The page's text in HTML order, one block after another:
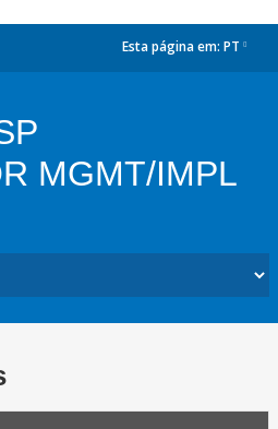
Esta página em: PT
MGMT/IMPL